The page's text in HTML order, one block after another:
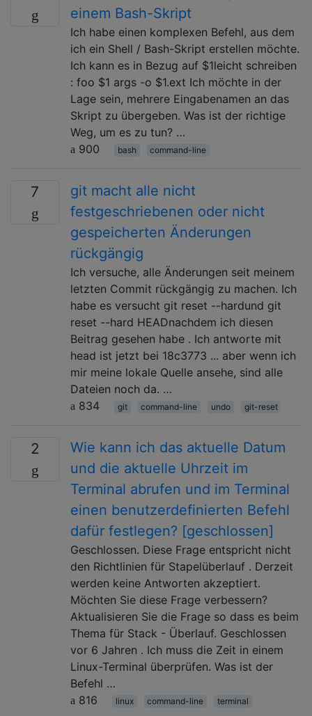
einem Bash-Skript
Ich habe einen komplexen Befehl, aus dem
ich ein Shell / Bash-Skript erstellen möchte.
Ich kann es in Bezug auf $1leicht schreiben
: foo $1 args -o $1.ext Ich möchte in der
Lage sein, mehrere Eingabenamen an das
Skript zu übergeben. Was ist der richtige
Weg, um es zu tun? …
900
bash command-line
7
git macht alle nicht
festgeschriebenen oder nicht
gespeicherten Änderungen
rückgängig
Ich versuche, alle Änderungen seit meinem
letzten Commit rückgängig zu machen. Ich
habe es versucht git reset --hardund git
reset --hard HEADnachdem ich diesen
Beitrag gesehen habe . Ich antworte mit
head ist jetzt bei 18c3773 ... aber wenn ich
mir meine lokale Quelle ansehe, sind alle
Dateien noch da. …
834
git command-line undo git-reset
2
Wie kann ich das aktuelle Datum
und die aktuelle Uhrzeit im
Terminal abrufen und im Terminal
einen benutzerdefinierten Befehl
dafür festlegen? [geschlossen]
Geschlossen. Diese Frage entspricht nicht
den Richtlinien für Stapelüberlauf . Derzeit
werden keine Antworten akzeptiert.
Möchten Sie diese Frage verbessern?
Aktualisieren Sie die Frage so dass es beim
Thema für Stack - Überlauf. Geschlossen
vor 6 Jahren . Ich muss die Zeit in einem
Linux-Terminal überprüfen. Was ist der
Befehl …
816
linux command-line terminal